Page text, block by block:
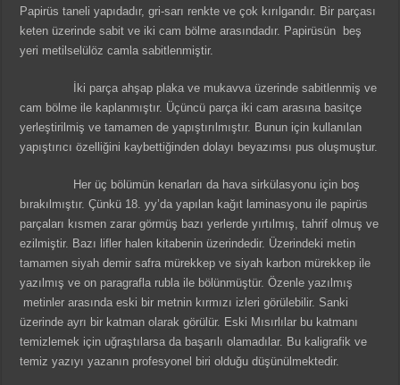
Papirüs taneli yapıdadır, gri-sarı renkte ve çok kırılgandır. Bir parçası
keten üzerinde sabit ve iki cam bölme arasındadır. Papirüsün beş
yeri metilselülöz camla sabitlenmiştir.
İki parça ahşap plaka ve mukavva üzerinde sabitlenmiş ve
cam bölme ile kaplanmıştır. Üçüncü parça iki cam arasına basitçe
yerleştirilmiş ve tamamen de yapıştırılmıştır. Bunun için kullanılan
yapıştırıcı özelliğini kaybettiğinden dolayı beyazımsı pus oluşmuştur.
Her üç bölümün kenarları da hava sirkülasyonu için boş
bırakılmıştır. Çünkü 18. yy’da yapılan kağıt laminasyonu ile papirüs
parçaları kısmen zarar görmüş bazı yerlerde yırtılmış, tahrif olmuş ve
ezilmiştir. Bazı lifler halen kitabenin üzerindedir. Üzerindeki metin
tamamen siyah demir safra mürekkep ve siyah karbon mürekkep ile
yazılmış ve on paragrafla rubla ile bölünmüştür. Özenle yazılmış
metinler arasında eski bir metnin kırmızı izleri görülebilir. Sanki
üzerinde ayrı bir katman olarak görülür. Eski Mısırlılar bu katmanı
temizlemek için uğraştılarsa da başarılı olamadılar. Bu kaligrafik ve
temiz yazıyı yazanın profesyonel biri olduğu düşünülmektedir.